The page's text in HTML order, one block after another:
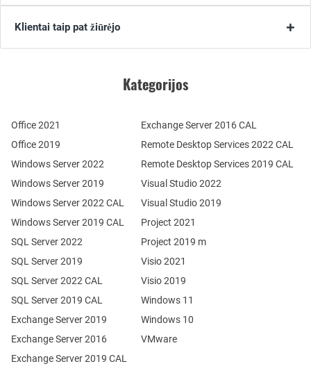
Klientai taip pat žiūrėjo
Kategorijos
Office 2021
Office 2019
Windows Server 2022
Windows Server 2019
Exchange Server 2019
Exchange Server 2016
SQL Server 2022
SQL Server 2019
Windows Server 2022 CAL
Windows Server 2019 CAL
SQL Server 2022 CAL
SQL Server 2019 CAL
Remote Desktop Services 2022 CAL
Remote Desktop Services 2019 CAL
Exchange Server 2019 CAL
Exchange Server 2016 CAL
Visual Studio 2022
Visual Studio 2019
Project 2021
Project 2019 m
Visio 2021
Visio 2019
Windows 11
Windows 10
VMware